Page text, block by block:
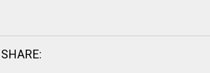
SHARE: